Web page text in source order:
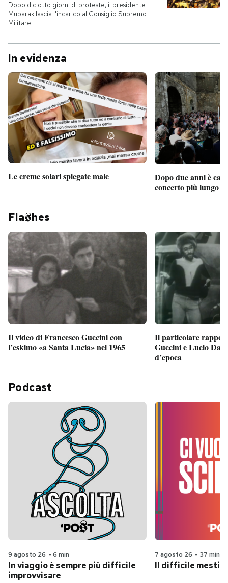
Dopo diciotto giorni di proteste, il presidente
Mubarak lascia l'incarico al Consiglio Supremo
Militare
In evidenza
Le creme solari spiegate male
Dopo due anni è
concerto più lungo
Fla hes
Il video di Francesco Guccini con
l’eskimo «a Santa Lucia» nel 1965
Il particolare
Guccini e Lucio
d’epoca
Podcast
9 agosto 26 - 6 min
In viaggio è sempre più difficile
improvvisare
7 agosto 26 - 37 min
Il difficile